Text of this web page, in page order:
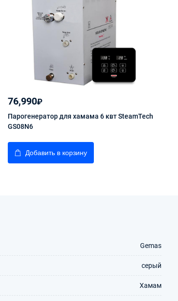
76,990₽
Парогенератор для хамама 6 квт SteamTech
GS08N6
Добавить в корзину
Gemas
серый
Хамам